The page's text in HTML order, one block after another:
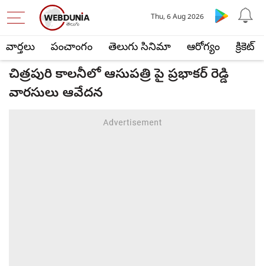
వార్తలు పంచాంగం తెలుగు సినిమా ఆరోగ్యం క్రికెట్
Thu, 6 Aug 2026
చిత్ర‌పురి కాల‌నీలో ఆసుప‌త్రి పై ప్ర‌భాక‌ర్ రెడ్డి
వార‌సులు ఆవేద‌న‌